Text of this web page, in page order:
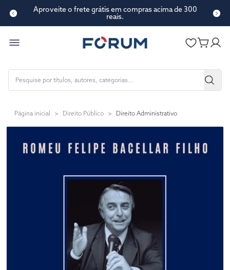
Aproveite o frete grátis em compras acima de 300
reais.
Página inicial > Direito Público > Direito Administrativo